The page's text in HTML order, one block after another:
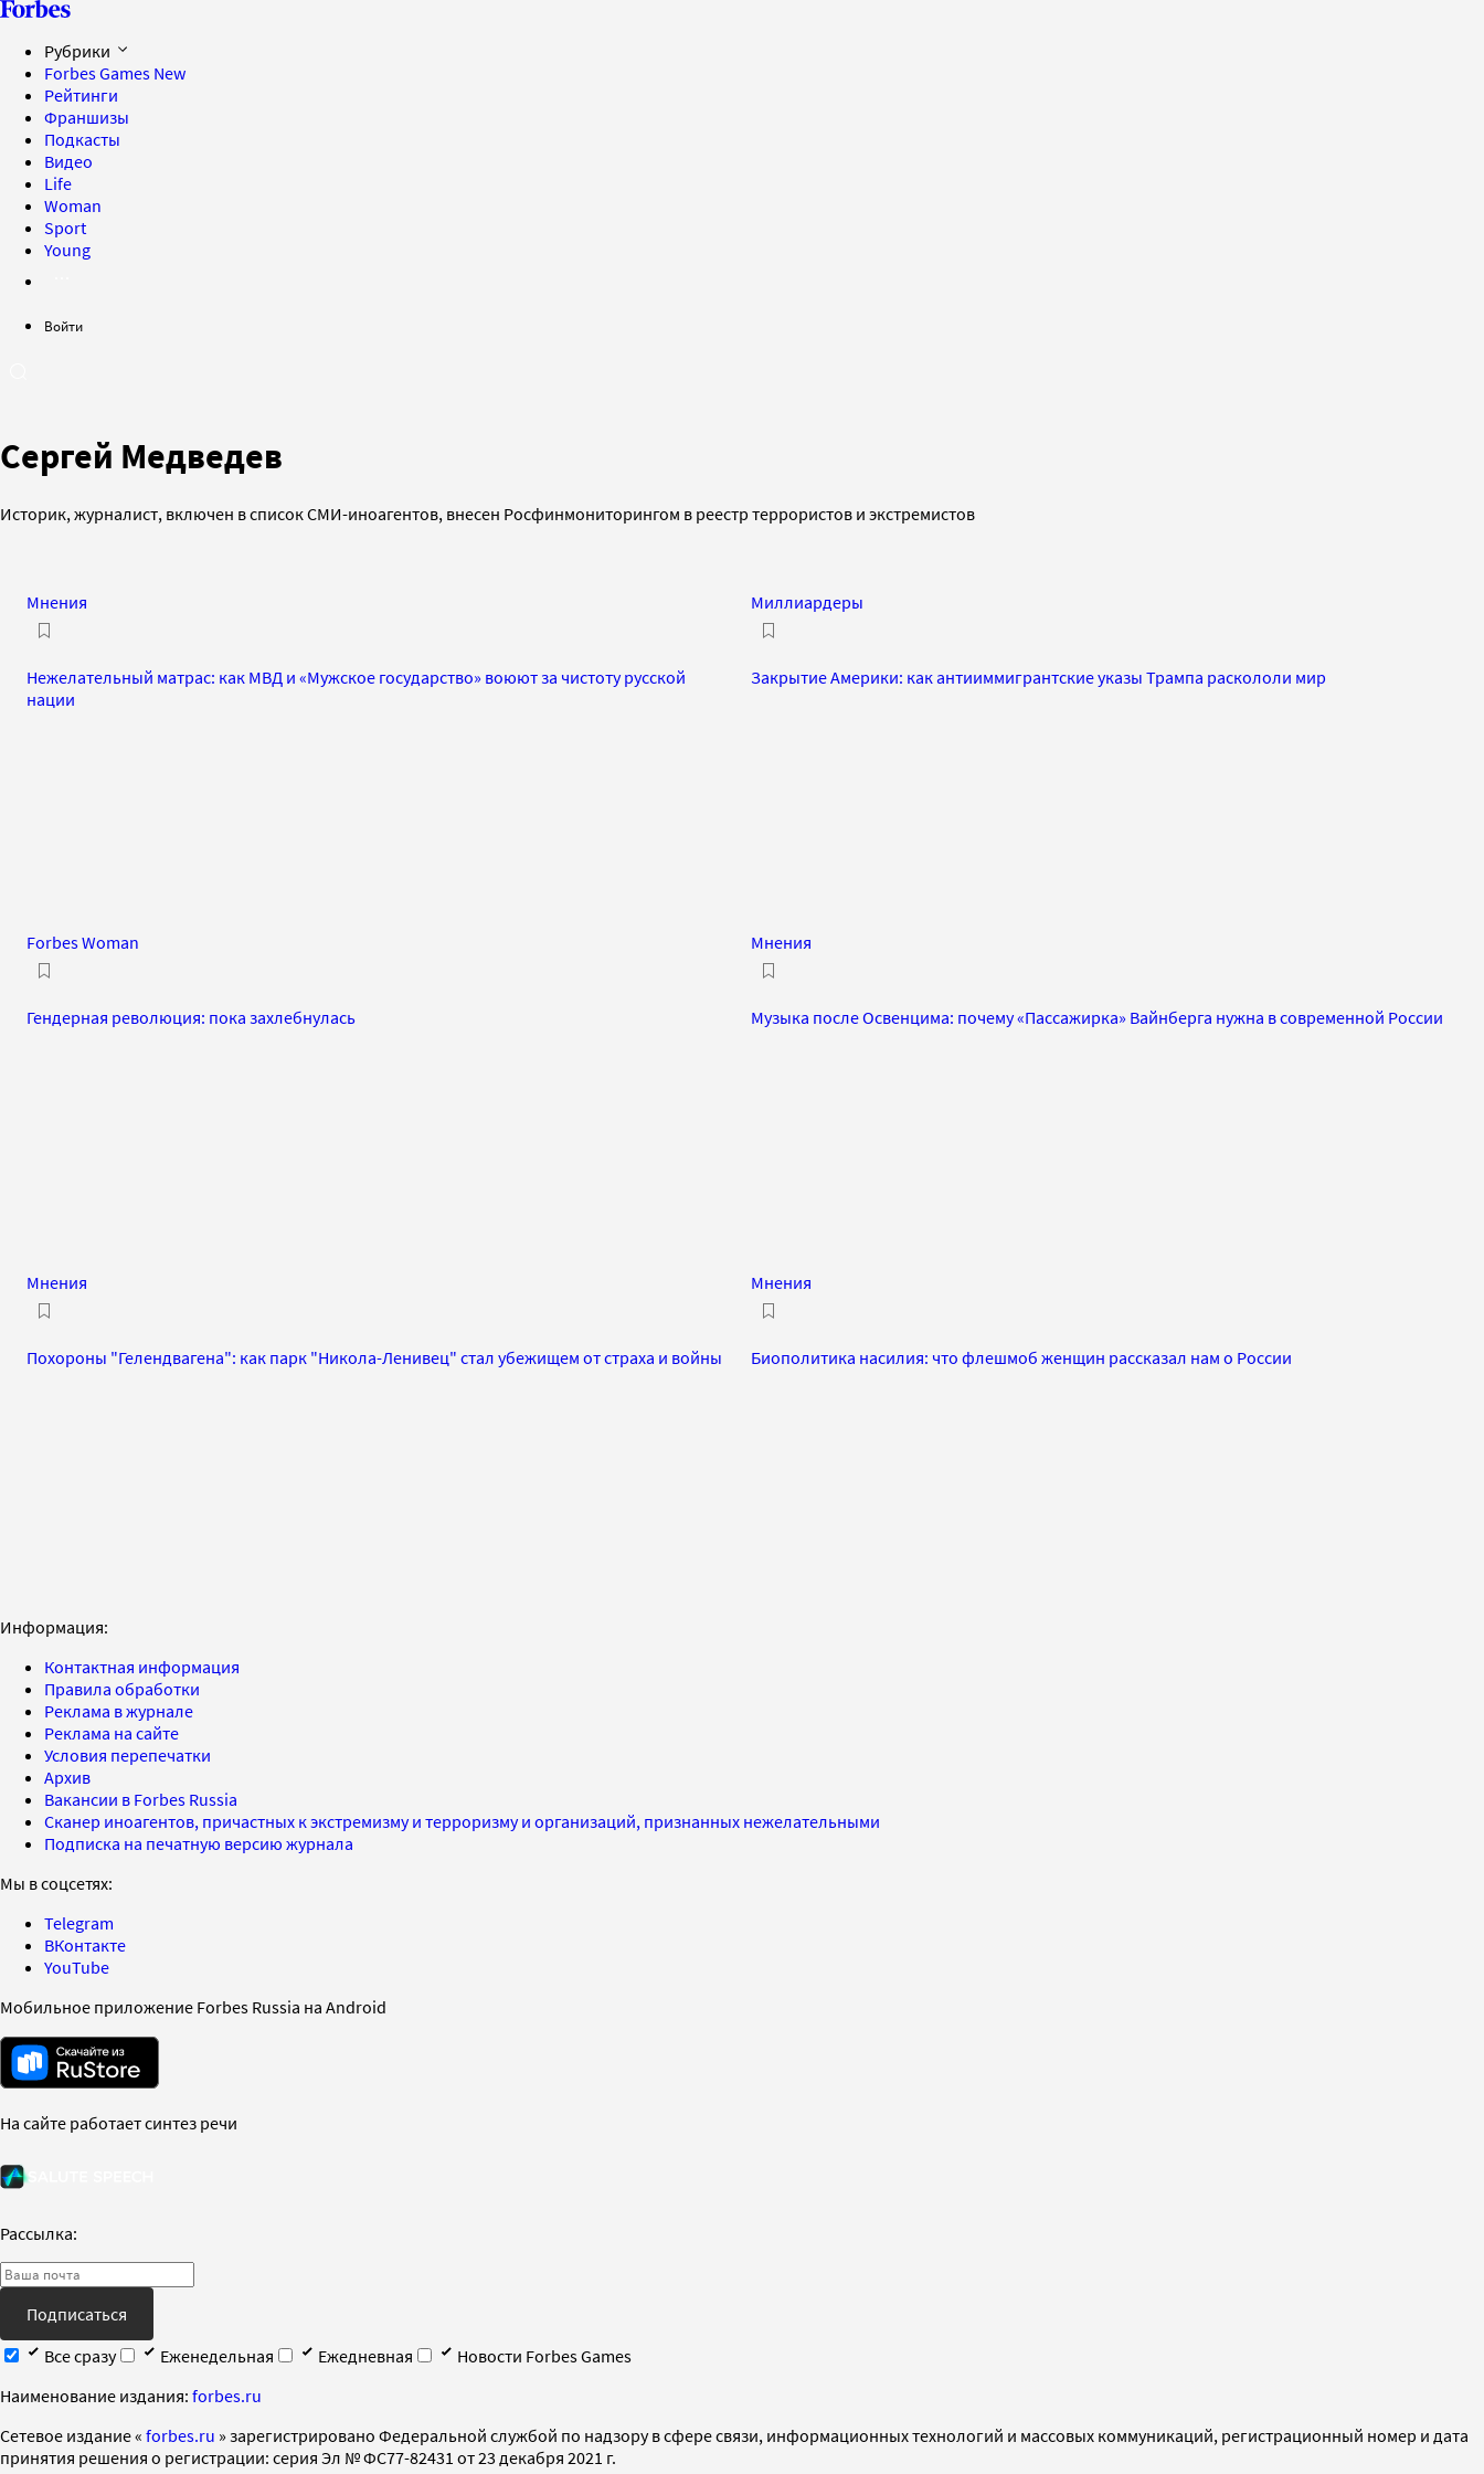
Рубрики
Forbes Games New
Рейтинги
Франшизы
Подкасты
Видео
Life
Woman
Sport
Young
Войти
Сергей Медведев
Историк, журналист, включен в список СМИ-иноагентов, внесен Росфинмониторингом в реестр террористов и экстремистов
Мнения
Нежелательный матрас: как МВД и «Мужское государство» воюют за чистоту русской
нации
Миллиардеры
Закрытие Америки: как антииммигрантские указы Трампа раскололи мир
Forbes Woman
Гендерная революция: пока захлебнулась
Мнения
Музыка после Освенцима: почему «Пассажирка» Вайнберга нужна в современной России
Мнения
Похороны "Гелендвагена": как парк "Никола-Ленивец" стал убежищем от страха и войны
Мнения
Биополитика насилия: что флешмоб женщин рассказал нам о России
Информация:
Контактная информация
Правила обработки
Реклама в журнале
Реклама на сайте
Условия перепечатки
Архив
Вакансии в Forbes Russia
Сканер иноагентов, причастных к экстремизму и терроризму и организаций, признанных нежелательными
Подписка на печатную версию журнала
Мы в соцсетях:
Telegram
ВКонтакте
YouTube
Мобильное приложение Forbes Russia на Android
На сайте работает синтез речи
Рассылка:
Подписаться
Все сразу
Еженедельная Ежедневная
Новости Forbes Games
Наименование издания: forbes.ru
Cетевое издание « forbes.ru » зарегистрировано Федеральной службой по надзору в сфере связи, информационных технологий и массовых коммуникаций, регистрационный номер и дата
принятия решения о регистрации: серия Эл № ФС77-82431 от 23 декабря 2021 г.